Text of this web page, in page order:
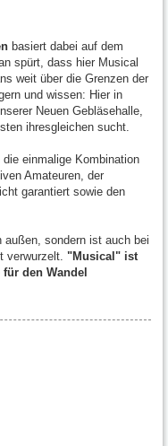
basiert dabei auf dem
spürt, dass hier Musical
weit über die Grenzen der
und wissen: Hier in
Neuen Gebläsehalle,
ihresgleichen sucht.
einmalige Kombination
Amateuren, der
garantiert sowie den
sondern ist auch bei
verwurzelt. "Musical" ist
den Wandel